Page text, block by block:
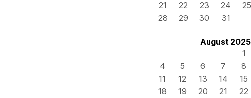
21
22 23 24 25
28
29 30 31
August 2025
1
4
5 6 7 8
11
12 13 14 15
18
19 20 21 22